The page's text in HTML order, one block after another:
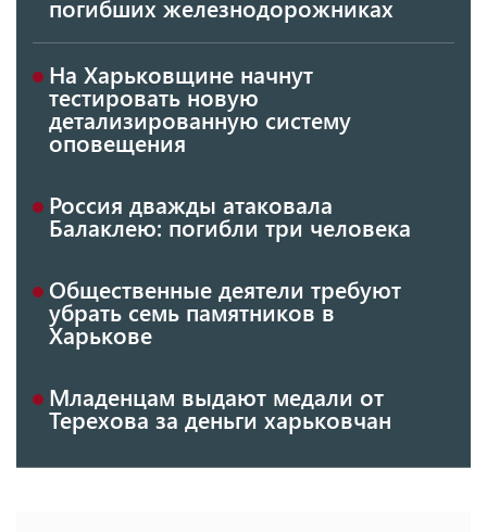
погибших железнодорожниках
На Харьковщине начнут
тестировать новую
детализированную систему
оповещения
Россия дважды атаковала
Балаклею: погибли три человека
Общественные деятели требуют
убрать семь памятников в
Харькове
Младенцам выдают медали от
Терехова за деньги харьковчан